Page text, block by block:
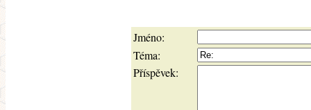
Jméno:
Téma:
Příspěvek: